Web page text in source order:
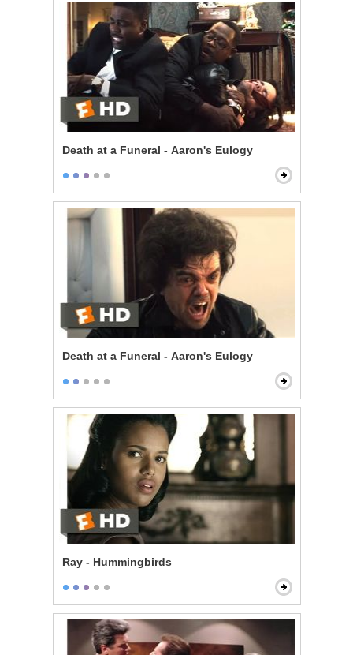
Death at a Funeral - Aaron's Eulogy
Death at a Funeral - Aaron's Eulogy
Ray - Hummingbirds